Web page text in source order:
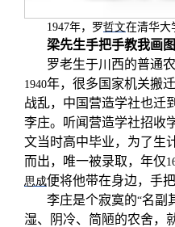
1947年，罗哲文在清华大
梁先生手把手教我画图
罗老生于川西的普通
1940年，很多国家机关搬
战乱，中国营造学社也迁
李庄。听闻营造学社招收
文当时高中毕业，为了生
而出，唯一被录取，年仅
思成便将他带在身边，手
李庄是个寂寞的“名副
湿、阴冷、简陋的农舍，